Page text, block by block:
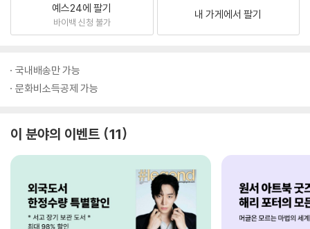
예스24에 팔기
바이백 신청 불가
내 가게에서 팔기
국내배송만 가능
문화비소득공제 가능
이 분야의 이벤트 11